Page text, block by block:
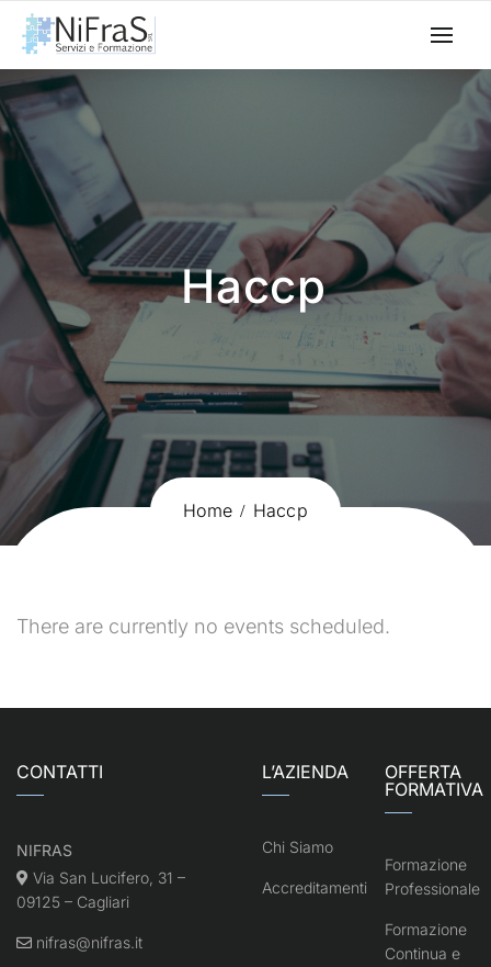
Haccp
Home Haccp
There are currently no events scheduled.
CONTATTI
NIFRAS
Via San Lucifero, 31 –
09125 – Cagliari
nifras@nifras.it
L’AZIENDA
Chi Siamo
Accreditamenti
OFFERTA
FORMATIVA
Formazione
Professionale
Formazione
Continua e